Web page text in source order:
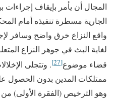
المجال أن يأمر بإيقاف إجراءات
الجارية مسطرة تنفيذه أمام
واقع النزاع خرق واضح وسافر
لغاية البث في جوهر النزاع
قضاء موضوع[27]
. وتتجلى
ممتلكات المدين بدون الحصول
وهو الترخيص (الفقرة الأولى)